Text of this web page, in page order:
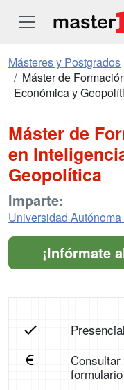
Másteres y Postgrados
Máster de
Económica y
Máster de
en
Geopolítica
Imparte:
Universidad
¡Infórmate
formulario